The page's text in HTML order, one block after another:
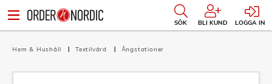
SÖK BLI KUND LOGGA IN
Hem & Hushåll Textilvård Ångstationer